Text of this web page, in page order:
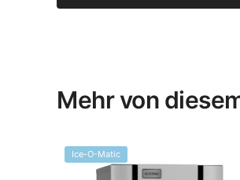
Mehr von
Ice-O-Matic